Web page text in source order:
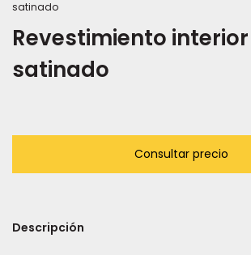
satinado
Revestimiento
satinado
Descripción